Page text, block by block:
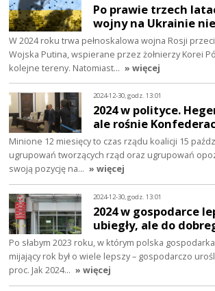
Po prawie trzech
wojny na Ukrainie
W 2024 roku trwa pełnoskalowa wojna Rosji
Wojska Putina, wspierane przez żołnierzy Korei
kolejne tereny. Natomiast… » więcej
2024-12-30, godz. 13:01
2024 w polityce.
ale rośnie
Minione 12 miesięcy to czas rządu koalicji 15
ugrupowań tworzących rząd oraz ugrupowań
swoją pozycję na… » więcej
2024-12-30, godz. 13:01
2024 w gospodarce
ubiegły, ale do
Po słabym 2023 roku, w którym polska
mijający rok był o wiele lepszy – gospodarczo
proc. Jak 2024… » więcej